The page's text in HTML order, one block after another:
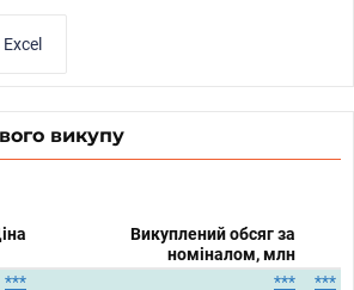
викупу
Викуплений обсяг за
номіналом, млн
*** ***
***